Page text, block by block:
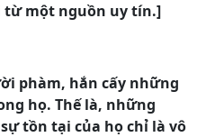
từ một nguồn uy tín.]
phàm, hắn cấy những
họ. Thế là, những
tồn tại của họ chỉ là vô